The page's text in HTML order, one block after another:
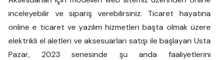
inceleyebilir ve sipariş verebilirsiniz. Ticaret hayatına
online e ticaret ve yazılım hizmetleri başta olmak üzere
elektrikli el aletleri ve aksesuarları satışı ile başlayan Usta
Pazar, 2023 senesinde şu anda faaliyetlerini